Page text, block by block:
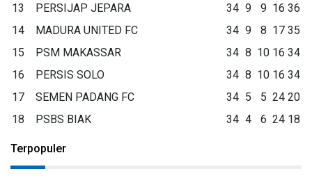
13
PERSIJAP JEPARA 34 9 9 16 36
14
MADURA UNITED FC 34 9 8 17 35
15
PSM MAKASSAR 34 8 10 16 34
16
PERSIS SOLO 34 8 10 16 34
17
SEMEN PADANG FC 34 5 5 24 20
18
PSBS BIAK 34 4 6 24 18
Terpopuler